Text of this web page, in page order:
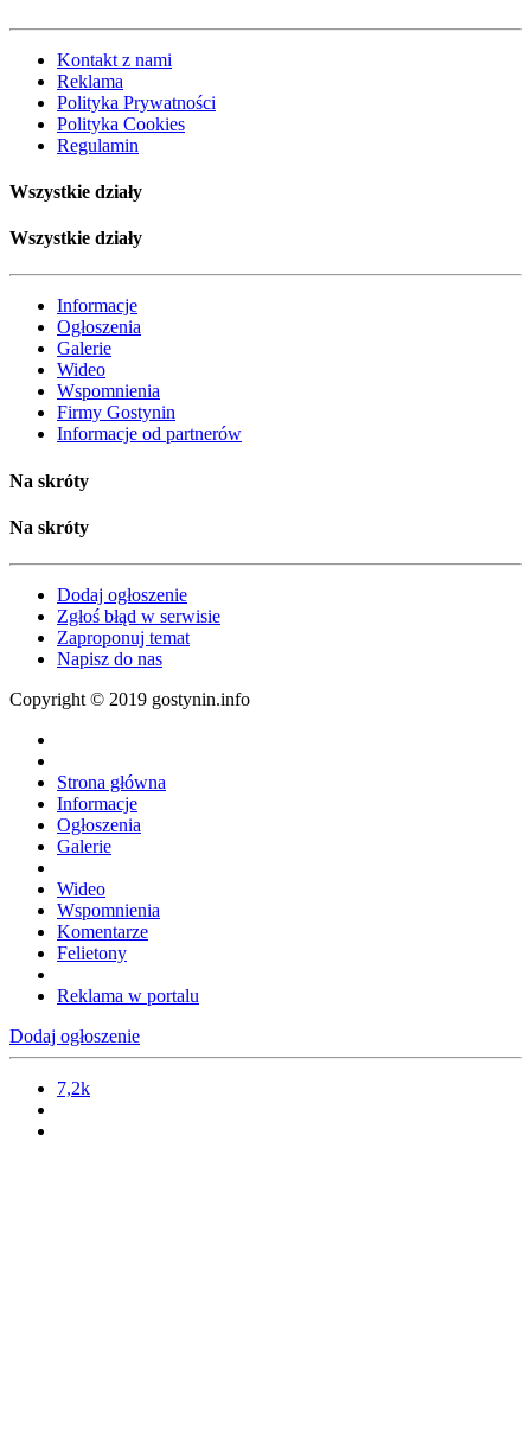
Kontakt z nami
Reklama
Polityka Prywatności
Polityka Cookies
Regulamin
Wszystkie działy
Wszystkie działy
Informacje
Ogłoszenia
Galerie
Wideo
Wspomnienia
Firmy Gostynin
Informacje od partnerów
Na skróty
Na skróty
Dodaj ogłoszenie
Zgłoś błąd w serwisie
Zaproponuj temat
Napisz do nas
Copyright © 2019 gostynin.info
Strona główna
Informacje
Ogłoszenia
Galerie
Wideo
Wspomnienia
Komentarze
Felietony
Reklama w portalu
Dodaj ogłoszenie
7,2k